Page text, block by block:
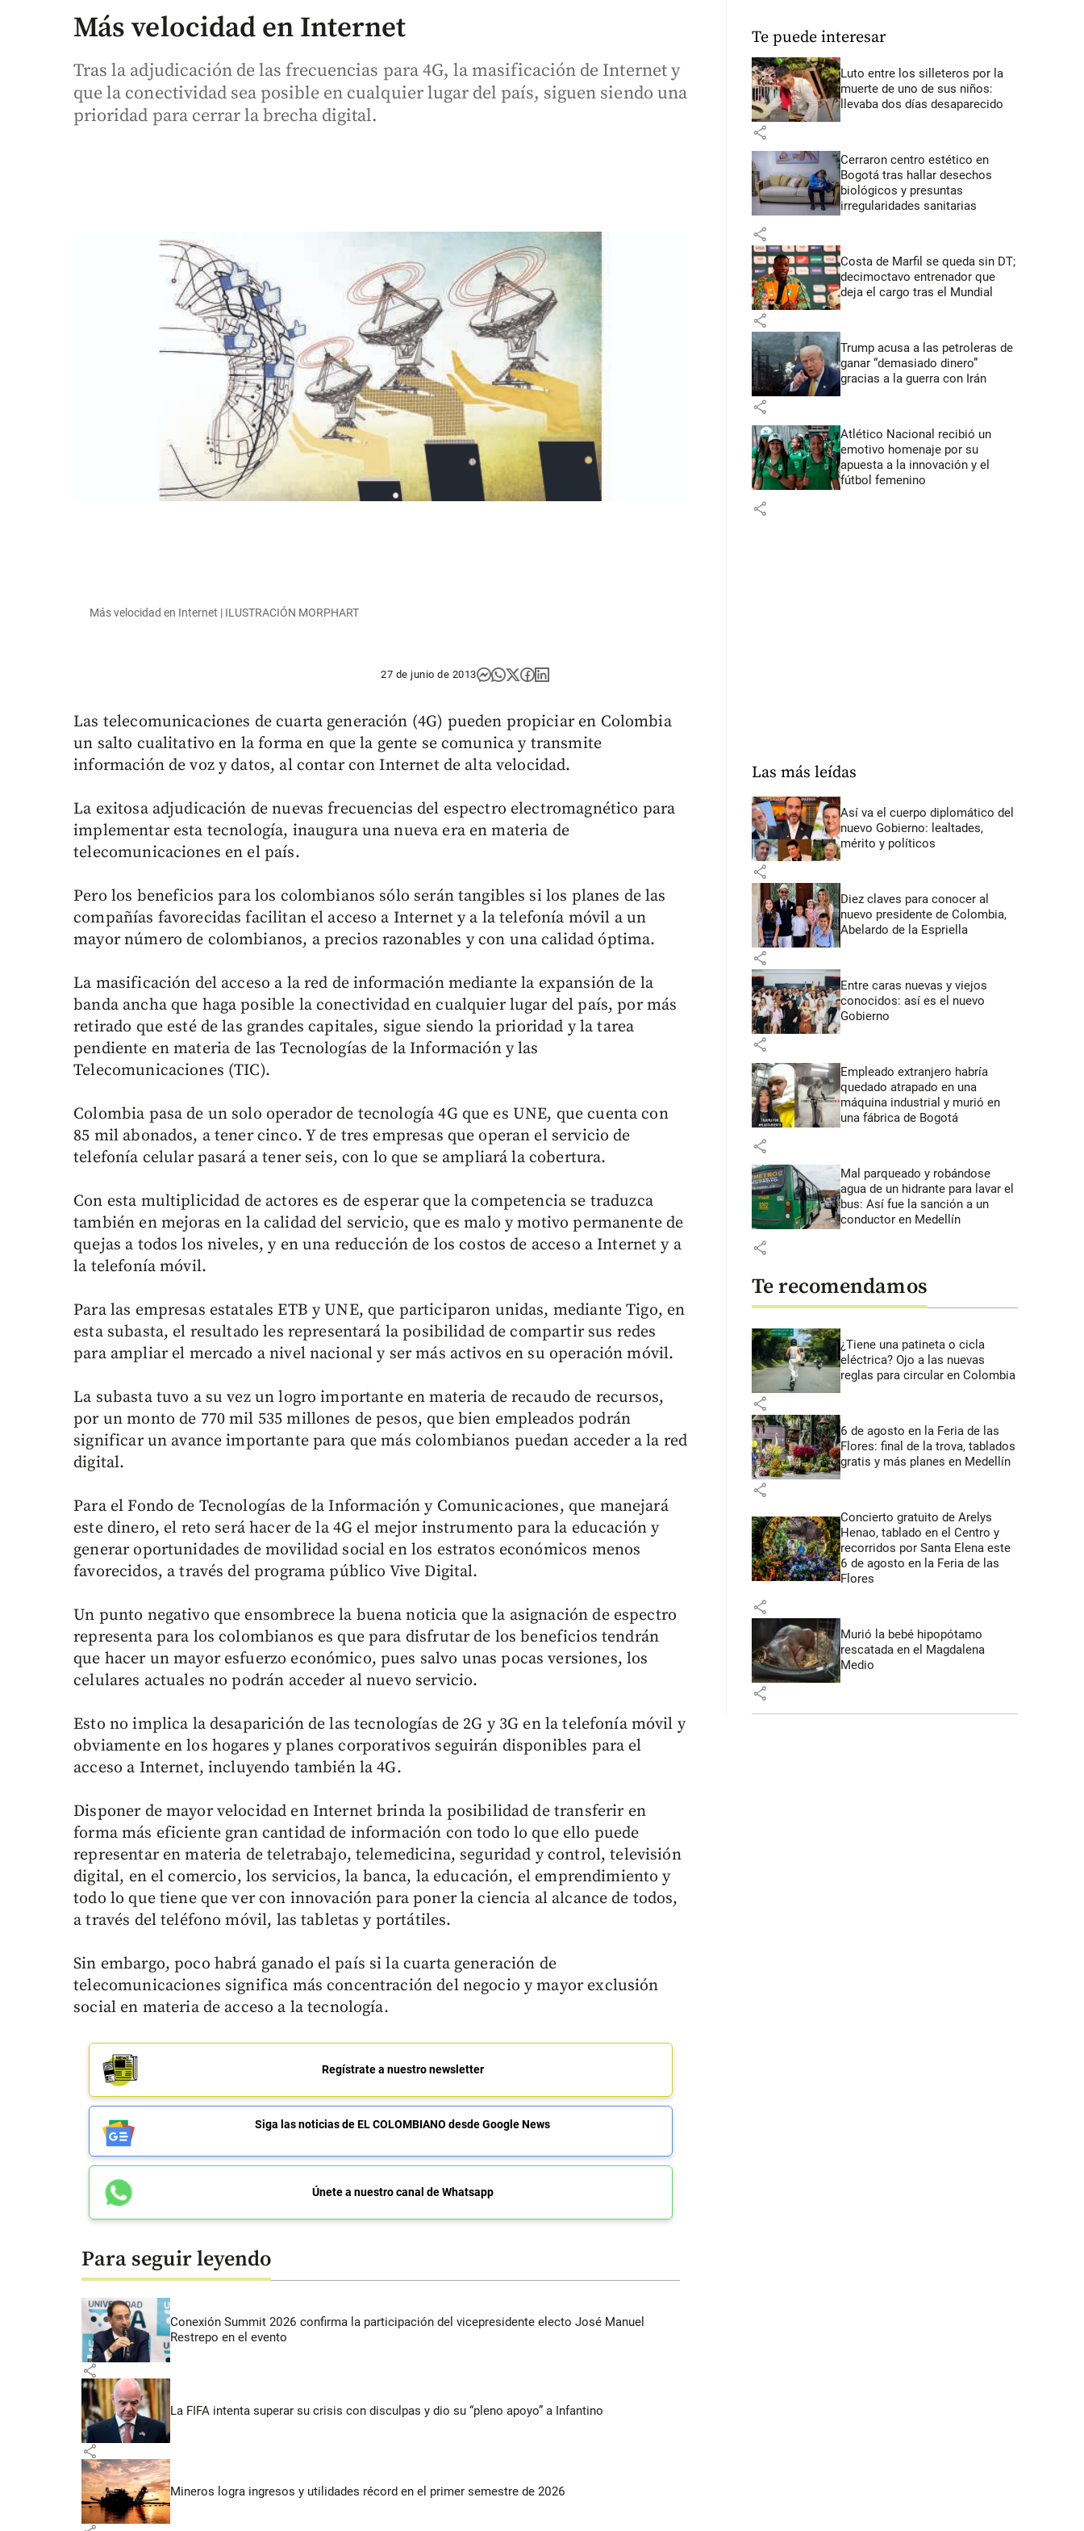
Más velocidad en Internet
Tras la adjudicación de las frecuencias para 4G, la masificación de Internet y
que la conectividad sea posible en cualquier lugar del país, siguen siendo una
prioridad para cerrar la brecha digital.
Más velocidad en Internet | ILUSTRACIÓN MORPHART
27 de junio de 2013
Las telecomunicaciones de cuarta generación (4G) pueden propiciar en Colombia
un salto cualitativo en la forma en que la gente se comunica y transmite
información de voz y datos, al contar con Internet de alta velocidad.
La exitosa adjudicación de nuevas frecuencias del espectro electromagnético para
implementar esta tecnología, inaugura una nueva era en materia de
telecomunicaciones en el país.
Pero los beneficios para los colombianos sólo serán tangibles si los planes de las
compañías favorecidas facilitan el acceso a Internet y a la telefonía móvil a un
mayor número de colombianos, a precios razonables y con una calidad óptima.
La masificación del acceso a la red de información mediante la expansión de la
banda ancha que haga posible la conectividad en cualquier lugar del país, por más
retirado que esté de las grandes capitales, sigue siendo la prioridad y la tarea
pendiente en materia de las Tecnologías de la Información y las
Telecomunicaciones (TIC).
Colombia pasa de un solo operador de tecnología 4G que es UNE, que cuenta con
85 mil abonados, a tener cinco. Y de tres empresas que operan el servicio de
telefonía celular pasará a tener seis, con lo que se ampliará la cobertura.
Con esta multiplicidad de actores es de esperar que la competencia se traduzca
también en mejoras en la calidad del servicio, que es malo y motivo permanente de
quejas a todos los niveles, y en una reducción de los costos de acceso a Internet y a
la telefonía móvil.
Para las empresas estatales ETB y UNE, que participaron unidas, mediante Tigo, en
esta subasta, el resultado les representará la posibilidad de compartir sus redes
para ampliar el mercado a nivel nacional y ser más activos en su operación móvil.
La subasta tuvo a su vez un logro importante en materia de recaudo de recursos,
por un monto de 770 mil 535 millones de pesos, que bien empleados podrán
significar un avance importante para que más colombianos puedan acceder a la red
digital.
Para el Fondo de Tecnologías de la Información y Comunicaciones, que manejará
este dinero, el reto será hacer de la 4G el mejor instrumento para la educación y
generar oportunidades de movilidad social en los estratos económicos menos
favorecidos, a través del programa público Vive Digital.
Un punto negativo que ensombrece la buena noticia que la asignación de espectro
representa para los colombianos es que para disfrutar de los beneficios tendrán
que hacer un mayor esfuerzo económico, pues salvo unas pocas versiones, los
celulares actuales no podrán acceder al nuevo servicio.
Esto no implica la desaparición de las tecnologías de 2G y 3G en la telefonía móvil y
obviamente en los hogares y planes corporativos seguirán disponibles para el
acceso a Internet, incluyendo también la 4G.
Disponer de mayor velocidad en Internet brinda la posibilidad de transferir en
forma más eficiente gran cantidad de información con todo lo que ello puede
representar en materia de teletrabajo, telemedicina, seguridad y control, televisión
digital, en el comercio, los servicios, la banca, la educación, el emprendimiento y
todo lo que tiene que ver con innovación para poner la ciencia al alcance de todos,
a través del teléfono móvil, las tabletas y portátiles.
Sin embargo, poco habrá ganado el país si la cuarta generación de
telecomunicaciones significa más concentración del negocio y mayor exclusión
social en materia de acceso a la tecnología.
Regístrate a nuestro newsletter
Siga las noticias de EL COLOMBIANO desde Google News
Únete a nuestro canal de Whatsapp
Para seguir leyendo
Conexión Summit 2026 confirma la participación del vicepresidente electo José Manuel
Restrepo en el evento
share
La FIFA intenta superar su crisis con disculpas y dio su “pleno apoyo” a Infantino
share
Mineros logra ingresos y utilidades récord en el primer semestre de 2026
Te puede interesar
Luto entre los silleteros por la
muerte de uno de sus niños:
llevaba dos días desaparecido
share
Cerraron centro estético en
Bogotá tras hallar desechos
biológicos y presuntas
irregularidades sanitarias
share
Costa de Marfil se queda sin DT;
decimoctavo entrenador que
deja el cargo tras el Mundial
share
Trump acusa a las petroleras de
ganar “demasiado dinero”
gracias a la guerra con Irán
share
Atlético Nacional recibió un
emotivo homenaje por su
apuesta a la innovación y el
fútbol femenino
share
Las más leídas
Así va el cuerpo diplomático del
nuevo Gobierno: lealtades,
mérito y políticos
share
Diez claves para conocer al
nuevo presidente de Colombia,
Abelardo de la Espriella
share
Entre caras nuevas y viejos
conocidos: así es el nuevo
Gobierno
share
Empleado extranjero habría
quedado atrapado en una
máquina industrial y murió en
una fábrica de Bogotá
share
Mal parqueado y robándose
agua de un hidrante para lavar el
bus: Así fue la sanción a un
conductor en Medellín
share
Te recomendamos
¿Tiene una patineta o cicla
eléctrica? Ojo a las nuevas
reglas para circular en Colombia
share
6 de agosto en la Feria de las
Flores: final de la trova, tablados
gratis y más planes en Medellín
share
Concierto gratuito de Arelys
Henao, tablado en el Centro y
recorridos por Santa Elena este
6 de agosto en la Feria de las
Flores
share
Murió la bebé hipopótamo
rescatada en el Magdalena
Medio
share